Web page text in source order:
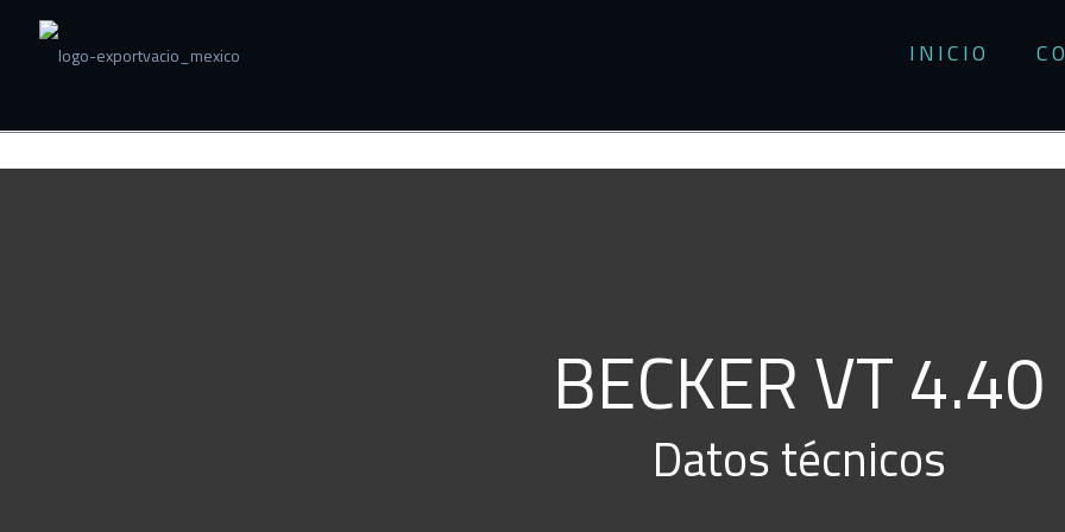
INICIO
BECKER VT 4.40
Datos técnicos